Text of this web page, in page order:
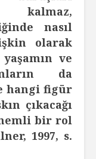
kalmaz,
nasıl
olarak
ve
da
hangi figür
çıkacağı
bir rol
1997, s.